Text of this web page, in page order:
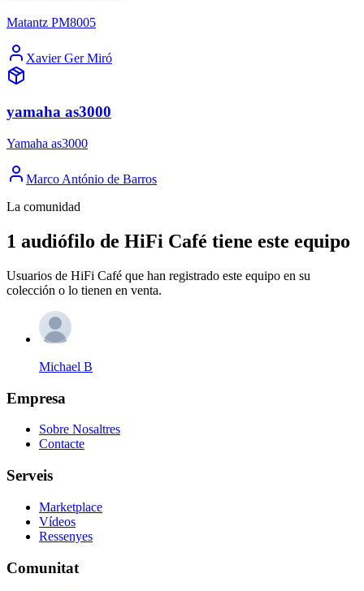
Matantz PM8005
Xavier Ger Miró
yamaha as3000
Yamaha as3000
Marco António de Barros
La comunidad
1 audiófilo de HiFi Café tiene este equipo
Usuarios de HiFi Café que han registrado este equipo en su
colección o lo tienen en venta.
Michael B
Empresa
Sobre Nosaltres
Contacte
Serveis
Marketplace
Vídeos
Ressenyes
Comunitat